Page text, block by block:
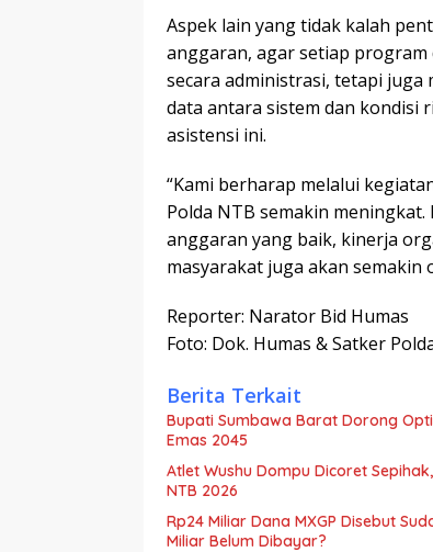
Aspek lain yang tidak kalah
anggaran, agar setiap
secara administrasi, tetapi juga
data antara sistem dan kondisi
asistensi ini.
“Kami berharap melalui
Polda NTB semakin
anggaran yang baik, kinerja
masyarakat juga akan semakin
Reporter: Narator Bid Humas
Foto: Dok. Humas & Satker
Berita Terkait
Bupati Sumbawa Barat Dorong
Emas 2045
Atlet Wushu Dompu Dicoret
NTB 2026
Rp24 Miliar Dana MXGP Disebut
Miliar Belum Dibayar?